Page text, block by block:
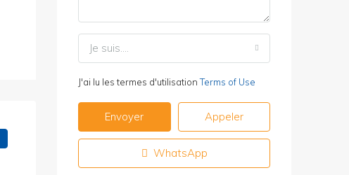
Je suis....
J'ai lu les termes d'utilisationTerms of Use
Envoyer Appeler
WhatsApp